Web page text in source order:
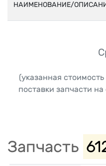
НАИМЕНОВАНИЕ/
(указанная
поставки запчасти
Запчасть